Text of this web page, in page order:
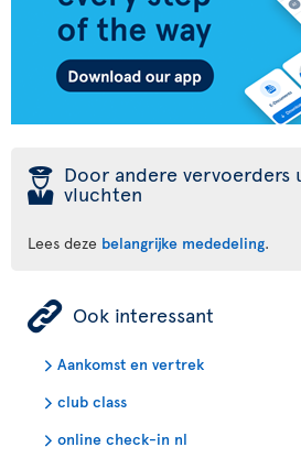
þ Door andere vervoerders
vluchten
Lees deze belangrijke mededeling.
ÿ Ook interessant
Aankomst en vertrek
club class
online check-in nl